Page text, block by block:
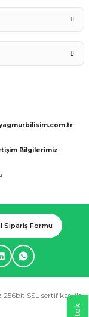
Bilgilerimiz
Sipariş Formu
SSL sertifikası ile